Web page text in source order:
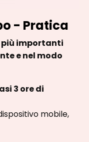
- Pratica
più importanti
e nel modo
3 ore di
mobile,